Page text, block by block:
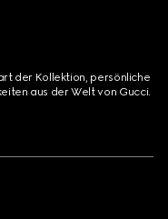
der Kollektion, persönliche
aus der Welt von Gucci.